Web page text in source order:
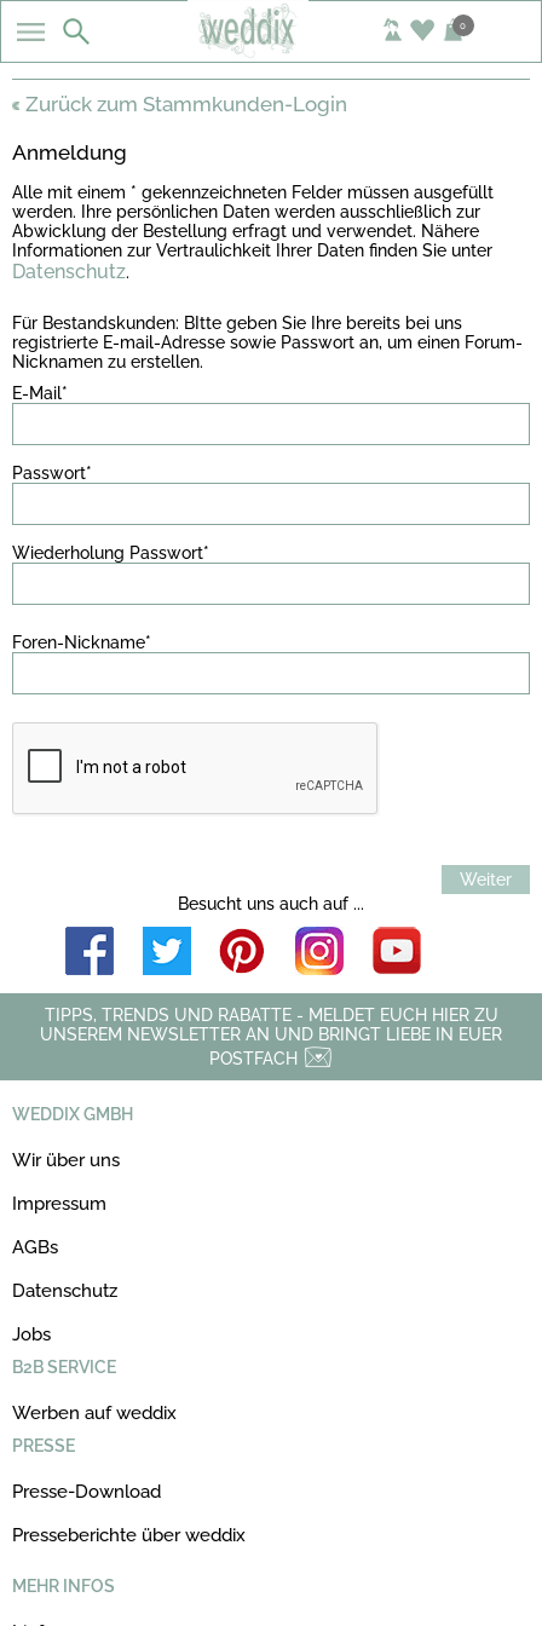
0
Zurück zum Stammkunden-Login
Anmeldung
Alle mit einem * gekennzeichneten Felder müssen ausgefüllt
werden. Ihre persönlichen Daten werden ausschließlich zur
Abwicklung der Bestellung erfragt und verwendet. Nähere
Informationen zur Vertraulichkeit Ihrer Daten finden Sie unter
Datenschutz.
Für Bestandskunden: BItte geben Sie Ihre bereits bei uns
registrierte E-mail-Adresse sowie Passwort an, um einen Forum-
Nicknamen zu erstellen.
E-Mail*
Passwort*
Wiederholung Passwort*
Foren-Nickname*
Weiter
Besucht uns auch auf ...
TIPPS, TRENDS UND RABATTE - MELDET EUCH HIER ZU
UNSEREM NEWSLETTER AN UND BRINGT LIEBE IN EUER
POSTFACH
WEDDIX GMBH
Wir über uns
Impressum
AGBs
Datenschutz
Jobs
B2B SERVICE
Werben auf weddix
PRESSE
Presse-Download
Presseberichte über weddix
MEHR INFOS